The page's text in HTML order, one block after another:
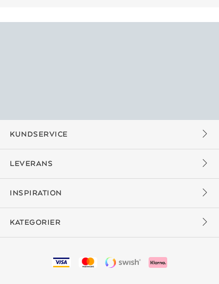
KUNDSERVICE
LEVERANS
INSPIRATION
KATEGORIER